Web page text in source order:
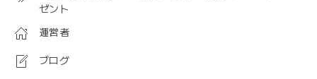
ゼント
運営者
ブログ